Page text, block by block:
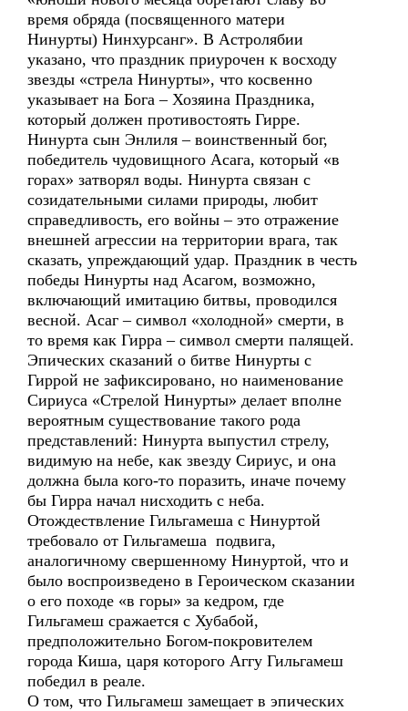
время обряда (посвященного матери
Нинурты) Нинхурсанг». В Астролябии
указано, что праздник приурочен к восходу
звезды «стрела Нинурты», что косвенно
указывает на Бога – Хозяина Праздника,
который должен противостоять Гирре.
Нинурта сын Энлиля – воинственный бог,
победитель чудовищного Асага, который «в
горах» затворял воды. Нинурта связан с
созидательными силами природы, любит
справедливость, его войны – это отражение
внешней агрессии на территории врага, так
сказать, упреждающий удар. Праздник в честь
победы Нинурты над Асагом, возможно,
включающий имитацию битвы, проводился
весной. Асаг – символ «холодной» смерти, в
то время как Гирра – символ смерти палящей.
Эпических сказаний о битве Нинурты с
Гиррой не зафиксировано, но наименование
Сириуса «Стрелой Нинурты» делает вполне
вероятным существование такого рода
представлений: Нинурта выпустил стрелу,
видимую на небе, как звезду Сириус, и она
должна была кого-то поразить, иначе почему
бы Гирра начал нисходить с неба.
Отождествление Гильгамеша с Нинуртой
требовало от Гильгамеша подвига,
аналогичному свершенному Нинуртой, что и
было воспроизведено в Героическом сказании
о его походе «в горы» за кедром, где
Гильгамеш сражается с Хубабой,
предположительно Богом-покровителем
города Киша, царя которого Аггу Гильгамеш
победил в реале.
О том, что Гильгамеш замещает в эпических